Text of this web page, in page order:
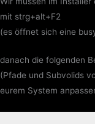
mit strg+alt+F2
(es öffnet sich eine
danach die folgenden
(Pfade und Subvolids
eurem System